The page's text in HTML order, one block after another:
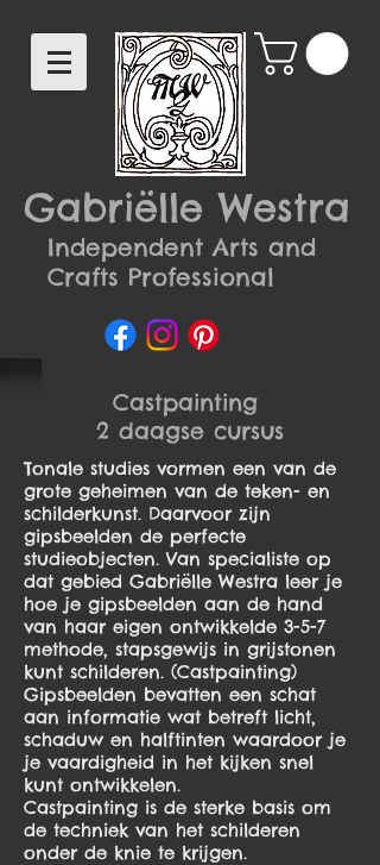
Gabriëlle Westra
Independent Arts and
Crafts Professional
Castpainting
2 daagse cursus
Tonale studies vormen een van de
grote geheimen van de teken- en
schilderkunst. Daarvoor zijn
gipsbeelden de perfecte
studieobjecten. Van specialiste op
dat gebied Gabriëlle Westra leer je
hoe je gipsbeelden aan de hand
van haar eigen ontwikkelde 3-5-7
methode, stapsgewijs in grijstonen
kunt schilderen. (Castpainting)
Gipsbeelden bevatten een schat
aan informatie wat betreft licht,
schaduw en halftinten waardoor je
je vaardigheid in het kijken snel
kunt ontwikkelen.
Castpainting is de sterke basis om
de techniek van het schilderen
onder de knie te krijgen.